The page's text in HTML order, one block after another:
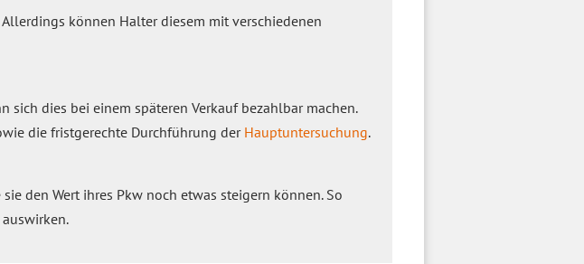
können Halter diesem mit verschiedenen
dies bei einem späteren Verkauf bezahlbar machen.
die fristgerechte Durchführung der Hauptuntersuchung.
den Wert ihres Pkw noch etwas steigern können. So